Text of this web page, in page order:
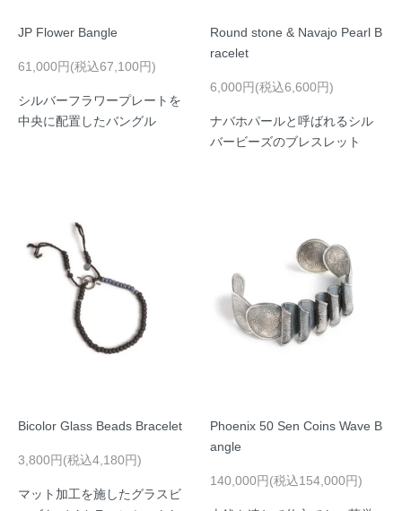
JP Flower Bangle
61,000円(税込67,100円)
シルバーフラワープレートを
中央に配置したバングル
Round stone & Navajo Pearl B
racelet
6,000円(税込6,600円)
ナバホパールと呼ばれるシル
バービーズのブレスレット
Bicolor Glass Beads Bracelet
3,800円(税込4,180円)
マット加工を施したグラスビ
Phoenix 50 Sen Coins Wave B
angle
140,000円(税込154,000円)